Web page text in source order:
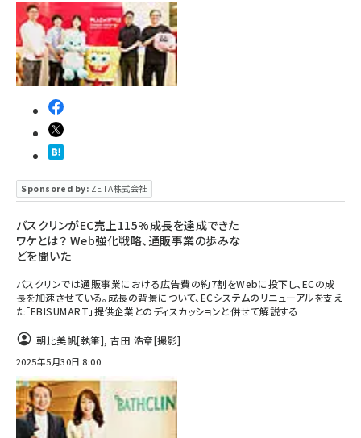
Sponsored by: ZETA株式会社
バスクリンがEC売上115%成長を達成できた
ワケとは？ Web強化戦略、通販事業の歩みな
どを聞いた
バスクリンでは通販事業における広告費の約7割をWebに投下し、ECの成
長を加速させている。成長の背景について、ECシステムのリニューアルを支え
た「EBISUMART」提供企業とのディスカッションと併せて解説する
朝比美帆[執筆],吉田 浩章[撮影]
2025年5月30日 8:00